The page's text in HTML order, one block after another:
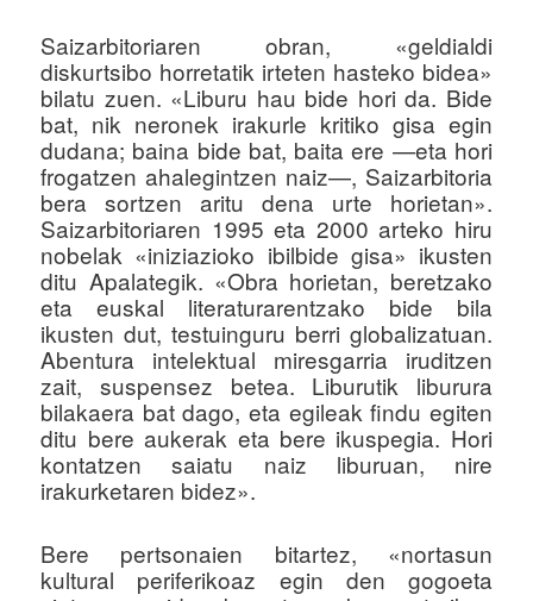
Saizarbitoriaren obran, «geldialdi
diskurtsibo horretatik irteten hasteko bidea»
bilatu zuen. «Liburu hau bide hori da. Bide
bat, nik neronek irakurle kritiko gisa egin
dudana; baina bide bat, baita ere —eta hori
frogatzen ahalegintzen naiz—, Saizarbitoria
bera sortzen aritu dena urte horietan».
Saizarbitoriaren 1995 eta 2000 arteko hiru
nobelak «iniziazioko ibilbide gisa» ikusten
ditu Apalategik. «Obra horietan, beretzako
eta euskal literaturarentzako bide bila
ikusten dut, testuinguru berri globalizatuan.
Abentura intelektual miresgarria iruditzen
zait, suspensez betea. Liburutik liburura
bilakaera bat dago, eta egileak findu egiten
ditu bere aukerak eta bere ikuspegia. Hori
kontatzen saiatu naiz liburuan, nire
irakurketaren bidez».
Bere pertsonaien bitartez, «nortasun
kultural periferikoaz egin den gogoeta